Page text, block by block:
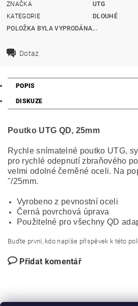
ZNAČKA
UTG
KATEGORIE
DLOUHÉ
POLOŽKA BYLA VYPRODÁNA...
Dotaz
POPIS
DISKUZE
Poutko UTG QD, 25mm
Rychle snímatelné poutko UTG,
pro rychlé odepnutí zbraňového
velmi odolné černěné oceli. Na
"/25mm.
Vyrobeno z pevnostní oceli
Černá povrchová úprava
Použitelné pro všechny QD
Buďte první, kdo napíše příspěvek k této
Přidat komentář